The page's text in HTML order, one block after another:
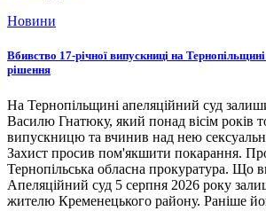
Новини
Вбивство 17-річної випускниці на
рішення
На Тернопільщині апеляційний суд
Василю Гнатюку, який понад вісім років
випускницю та вчинив над нею
Захист просив пом'якшити покарання.
Тернопільська обласна прокуратура. Що
Апеляційний суд 5 серпня 2026 року
жителю Кременецького району. Раніше